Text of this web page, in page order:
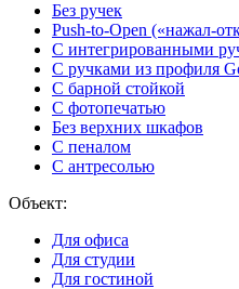
Без ручек
Push-to-Open («нажал-
С интегрированными
С ручками из профиля
С барной стойкой
С фотопечатью
Без верхних шкафов
С пеналом
С антресолью
Объект:
Для офиса
Для студии
Для гостиной